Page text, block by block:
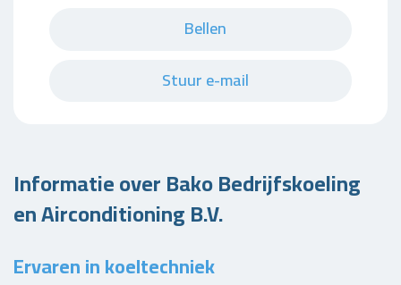
Bellen
Stuur e-mail
Informatie over Bako Bedrijfskoeling
en Airconditioning B.V.
Ervaren in koeltechniek